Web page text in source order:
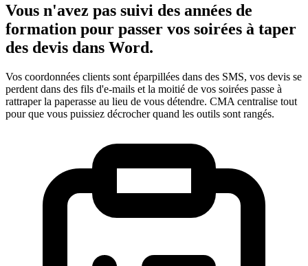
Vous n'avez pas suivi des années de
formation pour passer vos soirées à taper
des devis dans Word.
Vos coordonnées clients sont éparpillées dans des SMS, vos devis se
perdent dans des fils d'e-mails et la moitié de vos soirées passe à
rattraper la paperasse au lieu de vous détendre. CMA centralise tout
pour que vous puissiez décrocher quand les outils sont rangés.